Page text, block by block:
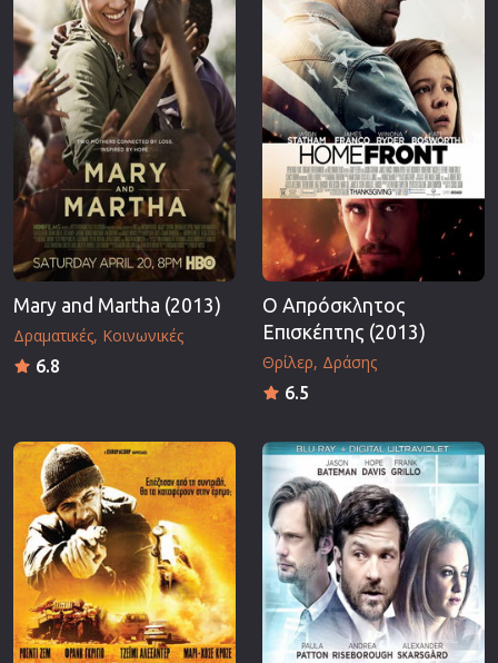
Mary and Martha (2013)
Δραματικές Κοινωνικές
6.8
Ο Απρόσκλητος
Επισκέπτης (2013)
Θρίλερ Δράσης
6.5